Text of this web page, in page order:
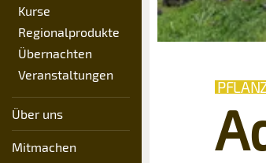
Kurse
Regionalprodukte
Übernachten
Veranstaltungen
Über uns
Mitmachen